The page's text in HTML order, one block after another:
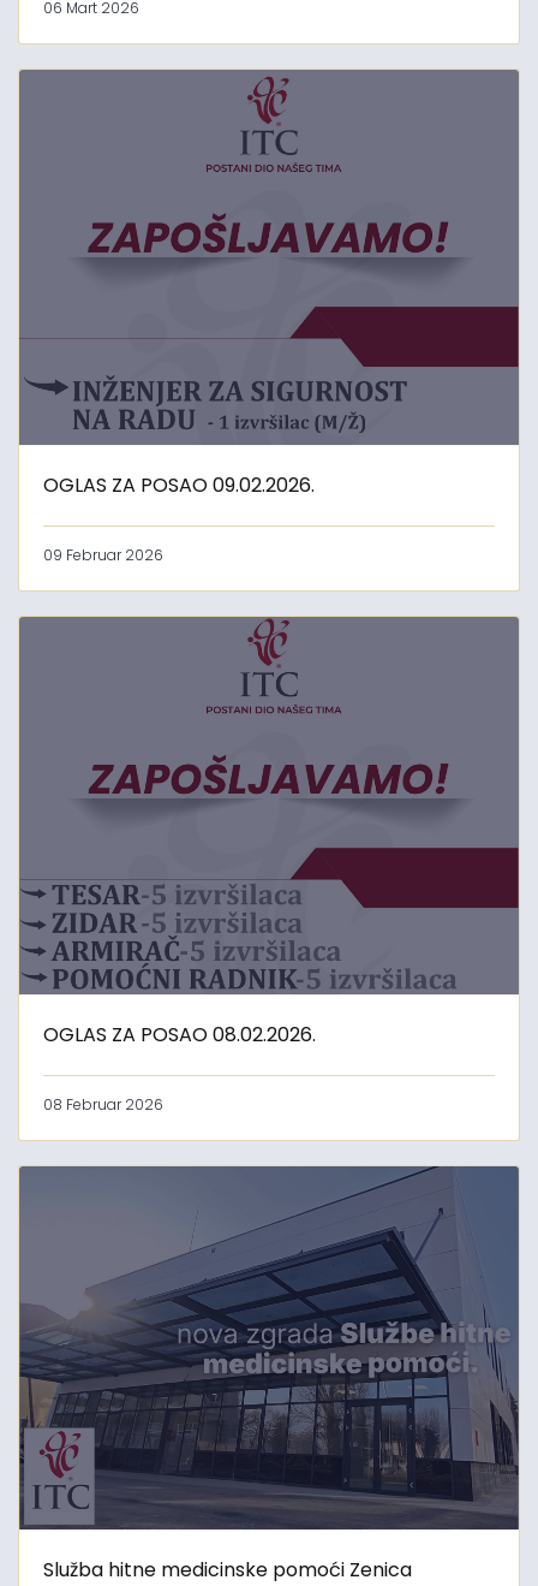
06 Mart 2026
OGLAS ZA POSAO 09.02.2026.
09 Februar 2026
OGLAS ZA POSAO 08.02.2026.
08 Februar 2026
Služba hitne medicinske pomoći Zenica